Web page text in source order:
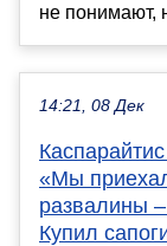
не понимают,
14:21, 08 Дек
«Мы
развалины
Купил